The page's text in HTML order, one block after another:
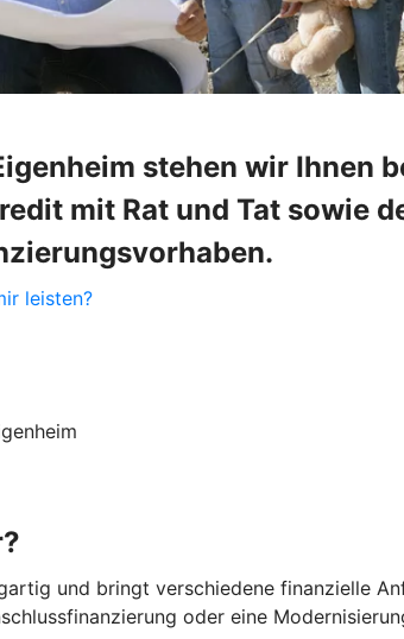
stehen wir Ihnen
mit Rat und Tat sowie
leisten?
und bringt verschiedene finanzielle
oder eine